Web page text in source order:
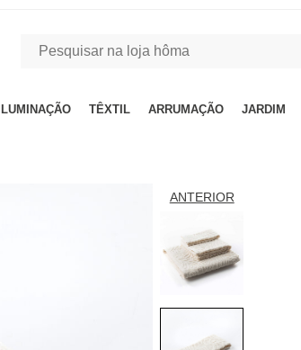
ILUMINAÇÃO TÊXTIL ARRUMAÇÃO JARDIM
ANTERIOR